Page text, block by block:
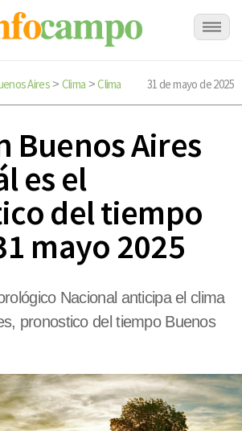
Aires> Clima >Clima 31 de mayo de 2025
Buenos Aires
es el
del tiempo
mayo 2025
Nacional anticipa el clima
pronostico del tiempo Buenos